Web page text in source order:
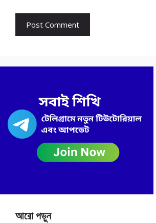
আরো পড়ুন